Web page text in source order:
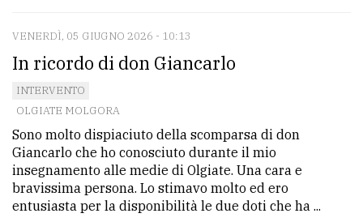
VENERDÌ, 05 GIUGNO 2026 - 10:13
In ricordo di don Giancarlo
INTERVENTO
OLGIATE MOLGORA
Sono molto dispiaciuto della scomparsa di don
Giancarlo che ho conosciuto durante il mio
insegnamento alle medie di Olgiate. Una cara e
bravissima persona. Lo stimavo molto ed ero
entusiasta per la disponibilità le due doti che ha ...